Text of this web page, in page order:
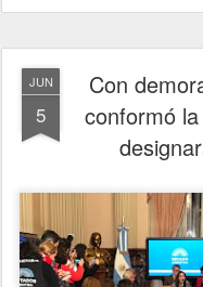
JUN
5
Con
conformó